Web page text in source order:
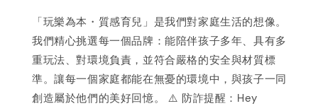
「玩樂為本・質感育兒」是我們對家庭生活的想像。
我們精心挑選每一個品牌：能陪伴孩子多年、具有多
重玩法、對環境負責，並符合嚴格的安全與材質標
準。讓每一個家庭都能在無憂的環境中，與孩子一同
創造屬於他們的美好回憶。 ⚠️ 防詐提醒：Hey